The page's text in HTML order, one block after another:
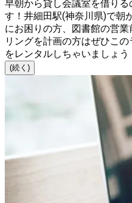
早朝から貸し会議室を借り
す！井細田駅(神奈川県)で朝
にお困りの方、図書館の営
リングを計画の方はぜひこ
をレンタルしちゃいましょう
(続く)